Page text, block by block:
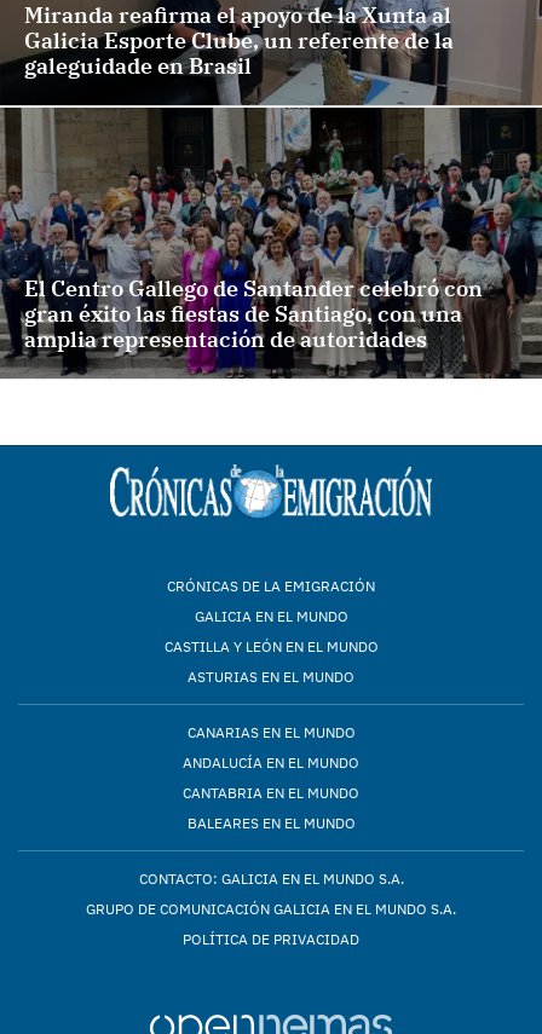
Miranda reafirma el apoyo de la Xunta al
Galicia Esporte Clube, un referente de la
galeguidade en Brasil
El Centro Gallego de Santander celebró con
gran éxito las fiestas de Santiago, con una
amplia representación de autoridades
CRÓNICAS DE LA EMIGRACIÓN
GALICIA EN EL MUNDO
CASTILLA Y LEÓN EN EL MUNDO
ASTURIAS EN EL MUNDO
CANARIAS EN EL MUNDO
ANDALUCÍA EN EL MUNDO
CANTABRIA EN EL MUNDO
BALEARES EN EL MUNDO
CONTACTO: GALICIA EN EL MUNDO S.A.
GRUPO DE COMUNICACIÓN GALICIA EN EL MUNDO S.A.
POLÍTICA DE PRIVACIDAD